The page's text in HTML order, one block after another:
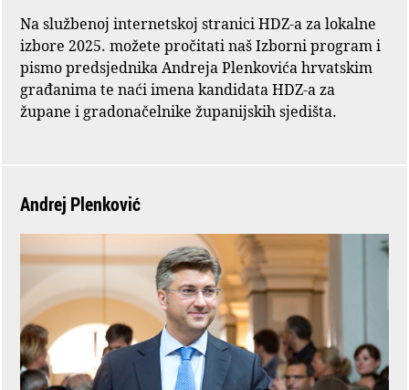
Na službenoj internetskoj stranici HDZ-a za lokalne
izbore 2025. možete pročitati naš Izborni program i
pismo predsjednika Andreja Plenkovića hrvatskim
građanima te naći imena kandidata HDZ-a za
župane i gradonačelnike županijskih sjedišta.
Andrej Plenković